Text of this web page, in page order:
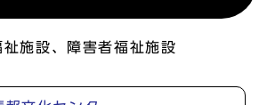
施設、障害者福祉施設